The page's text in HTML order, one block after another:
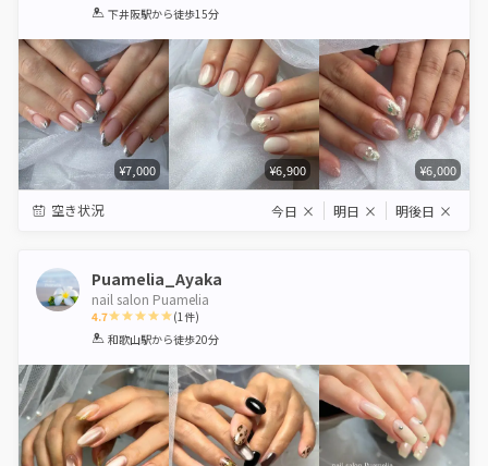
1 2 3 4 5
下井阪駅から徒歩15分
¥7,000 ¥6,900 ¥6,000
空き状況 今日 × 明日 × 明後日 ×
Puamelia_Ayaka
nail salon Puamelia
4.7
1 2 3 4 5
(1件)
和歌山駅から徒歩20分